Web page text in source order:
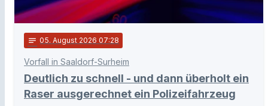
notes 05. August 2026 07:28
Vorfall in Saaldorf-Surheim
Deutlich zu schnell - und dann überholt ein
Raser ausgerechnet ein Polizeifahrzeug